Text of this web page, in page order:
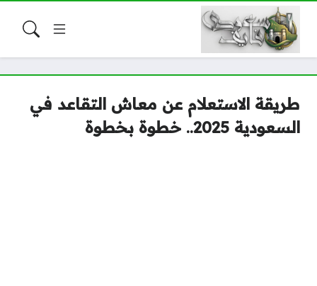
طريقة الاستعلام عن معاش التقاعد في
السعودية 2025.. خطوة بخطوة